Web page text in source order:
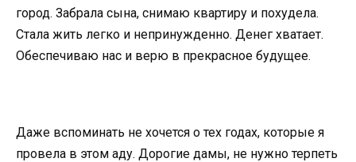
город. Забрала сына, снимаю квартиру и похудела.
Стала жить легко и непринужденно. Денег хватает.
Обеспечиваю нас и верю в прекрасное будущее.
Даже вспоминать не хочется о тех годах, которые я
провела в этом аду. Дорогие дамы, не нужно терпеть